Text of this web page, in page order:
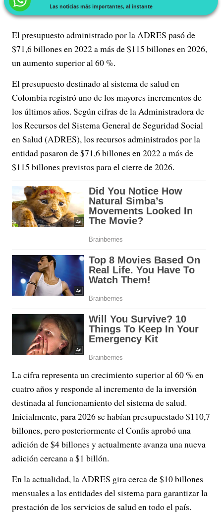
Las noticias más importantes, al instante
El presupuesto administrado por la ADRES pasó de
$71,6 billones en 2022 a más de $115 billones en 2026,
un aumento superior al 60 %.
El presupuesto destinado al sistema de salud en
Colombia registró uno de los mayores incrementos de
los últimos años. Según cifras de la Administradora de
los Recursos del Sistema General de Seguridad Social
en Salud (ADRES), los recursos administrados por la
entidad pasaron de $71,6 billones en 2022 a más de
$115 billones previstos para el cierre de 2026.
La cifra representa un crecimiento superior al 60 % en
cuatro años y responde al incremento de la inversión
destinada al funcionamiento del sistema de salud.
Inicialmente, para 2026 se habían presupuestado $110,7
billones, pero posteriormente el Confis aprobó una
adición de $4 billones y actualmente avanza una nueva
adición cercana a $1 billón.
En la actualidad, la ADRES gira cerca de $10 billones
mensuales a las entidades del sistema para garantizar la
prestación de los servicios de salud en todo el país.